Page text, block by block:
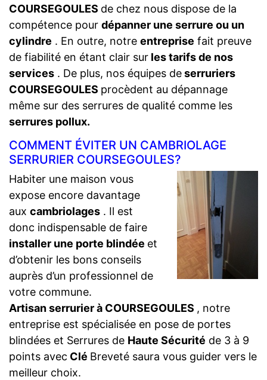
COURSEGOULES de chez nous dispose de la
compétence pour dépanner une serrure ou un
cylindre . En outre, notre entreprise fait preuve
de fiabilité en étant clair sur les tarifs de nos
services . De plus, nos équipes deserruriers
COURSEGOULES procèdent au dépannage
même sur des serrures de qualité comme les
serrures pollux.
COMMENT ÉVITER UN CAMBRIOLAGE
SERRURIER COURSEGOULES?
Habiter une maison vous
expose encore davantage
aux cambriolages . Il est
donc indispensable de faire
installer une porte blindée et
d’obtenir les bons conseils
auprès d’un professionnel de
votre commune.
Artisan serrurier à COURSEGOULES , notre
entreprise est spécialisée en pose de portes
blindées et Serrures de Haute Sécurité de 3 à 9
points avec Clé Breveté saura vous guider vers le
meilleur choix.